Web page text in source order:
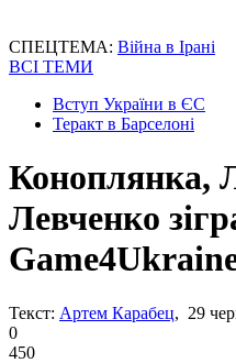
СПЕЦТЕМА: Війна в Ірані
ВСІ ТЕМИ
Вступ України в ЄС
Теракт в Барселоні
Коноплянка,
Левченко
Текст: Артем Карабец, 29
0
450